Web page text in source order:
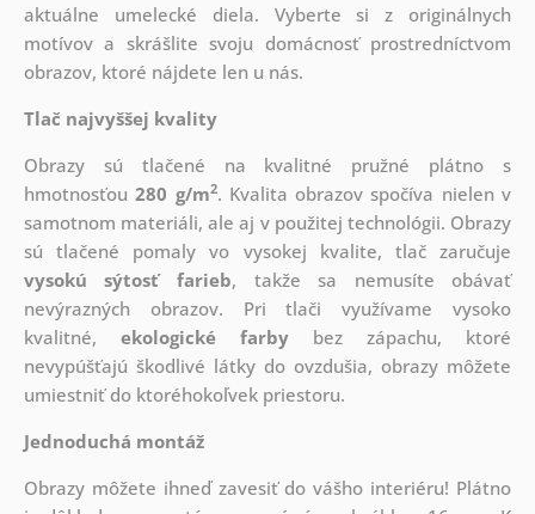
aktuálne umelecké diela. Vyberte si z originálnych
motívov a skrášlite svoju domácnosť prostredníctvom
obrazov, ktoré nájdete len u nás.
Tlač najvyššej kvality
Obrazy sú tlačené na kvalitné pružné plátno s
hmotnosťou280 g/m2. Kvalita obrazov spočíva nielen v
samotnom materiáli, ale aj v použitej technológii. Obrazy
sú tlačené pomaly vo vysokej kvalite, tlač zaručuje
vysokú sýtosť farieb, takže sa nemusíte obávať
nevýrazných obrazov. Pri tlači využívame vysoko
kvalitné, ekologické farby bez zápachu, ktoré
nevypúšťajú škodlivé látky do ovzdušia, obrazy môžete
umiestniť do ktoréhokoľvek priestoru.
Jednoduchá montáž
Obrazy môžete ihneď zavesiť do vášho interiéru! Plátno